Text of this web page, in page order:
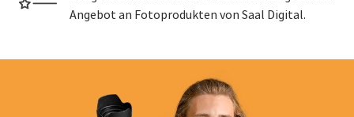
Angebot an Fotoprodukten von Saal Digital.